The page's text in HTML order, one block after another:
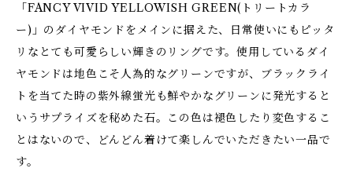
「FANCY VIVID YELLOWISH GREEN(トリートカラ
ー)」のダイヤモンドをメインに据えた、日常使いにもピッタ
リなとても可愛らしい輝きのリングです。使用しているダイ
ヤモンドは地色こそ人為的なグリーンですが、ブラックライ
トを当てた時の紫外線蛍光も鮮やかなグリーンに発光すると
いうサプライズを秘めた石。この色は褪色したり変色するこ
とはないので、どんどん着けて楽しんでいただきたい一品で
す。